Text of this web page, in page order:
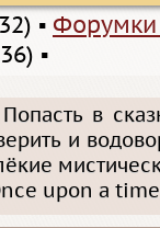
▪
▪
Попасть в
и
upon a